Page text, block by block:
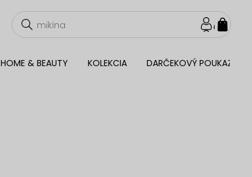
HOME & BEAUTY KOLEKCIA DARČEKOVÝ POUKAZ